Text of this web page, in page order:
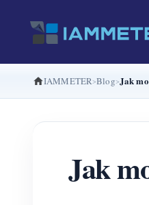
IAMMETER Blog Jak
Jak